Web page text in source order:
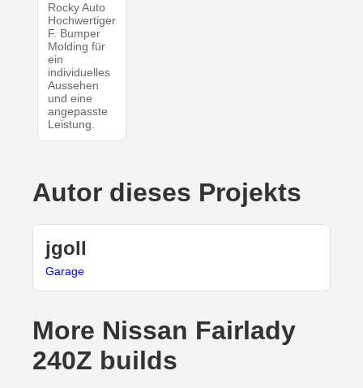
Rocky Auto
Hochwertiger
F. Bumper
Molding für
ein
individuelles
Aussehen
und eine
angepasste
Leistung.
Autor dieses Projekts
jgoll
Garage
More Nissan Fairlady
240Z builds